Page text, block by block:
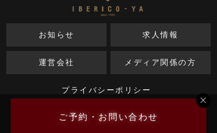
ご予約・お問い合わせ
お知らせ 求人情報
運営会社 メディア関係の方
プライバシーポリシー
Copyright IBERICO-YA. All rights reserved.